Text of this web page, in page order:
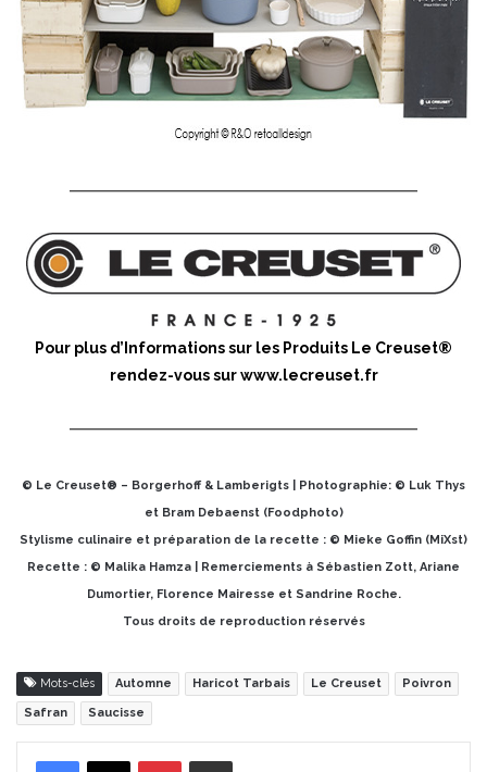
Pour plus d’Informations sur les Produits Le Creuset®
rendez-vous surwww.lecreuset.fr
© Le Creuset® – Borgerhoff & Lamberigts | Photographie: © Luk Thys
et Bram Debaenst (Foodphoto)
Stylisme culinaire et préparation de la recette : © Mieke Goffin (MiXst)
Recette : © Malika Hamza | Remerciements à Sébastien Zott, Ariane
Dumortier, Florence Mairesse et Sandrine Roche.
Tous droits de reproduction réservés
Mots-clés Automne Haricot Tarbais Le Creuset Poivron
Safran Saucisse